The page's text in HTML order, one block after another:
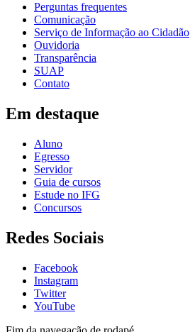
Perguntas frequentes
Comunicação
Serviço de Informação ao Cidadão
Ouvidoria
Transparência
SUAP
Contato
Em destaque
Aluno
Egresso
Servidor
Guia de cursos
Estude no IFG
Concursos
Redes Sociais
Facebook
Instagram
Twitter
YouTube